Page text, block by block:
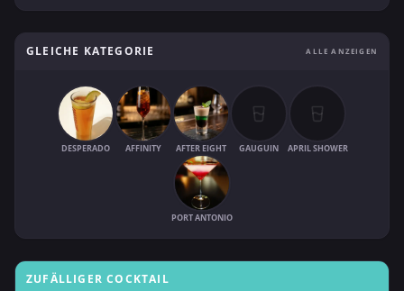
GLEICHE KATEGORIE ALLE ANZEIGEN
DESPERADO AFFINITY AFTER EIGHT GAUGUIN APRIL SHOWER
PORT ANTONIO
ZUFÄLLIGER COCKTAIL